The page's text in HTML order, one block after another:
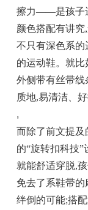
擦力——是孩子
颜色搭配有讲究
不只有深色系的
的运动鞋。就
外侧带有丝带线
质地,易清洁、好
,
而除了前文提及
的“旋转扣科技
就能舒适穿脱,
免去了系鞋带
绊倒的可能;搭